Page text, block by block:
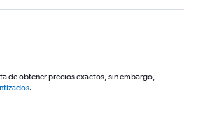
de obtener precios exactos, sin embargo,
.